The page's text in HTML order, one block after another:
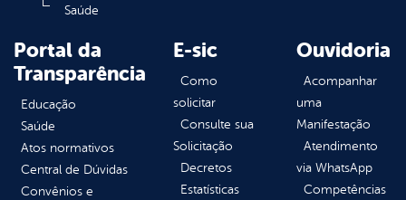
Saúde
Portal da
Transparência
Educação
Saúde
Atos normativos
Central de Dúvidas
Convênios e
E-sic
Como
solicitar
Consulte sua
Solicitação
Decretos
Estatísticas
Ouvidoria
Acompanhar
uma
Manifestação
Atendimento
via WhatsApp
Competências